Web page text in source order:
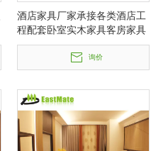
酒店家具厂家承接各类酒店工
程配套卧室实木家具客房家具
来图定制
询价